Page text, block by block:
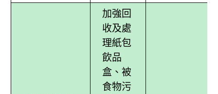
加強回
收及處
理紙包
飲品
盒、被
食物污